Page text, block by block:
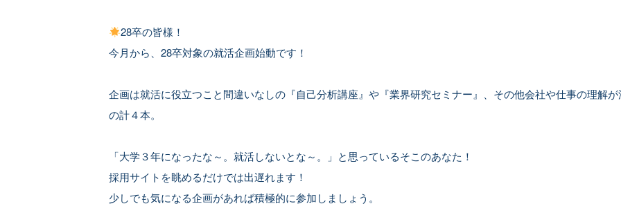
28卒の皆様！
今月から、28卒対象の就活企画始動です！
企画は就活に役立つこと間違いなしの『自己分析講座』や『業界研究セミナー』、その他会社や仕事の理解
の計４本。
「大学３年になったな～。就活しないとな～。」と思っているそこのあなた！
採用サイトを眺めるだけでは出遅れます！
少しでも気になる企画があれば積極的に参加しましょう。